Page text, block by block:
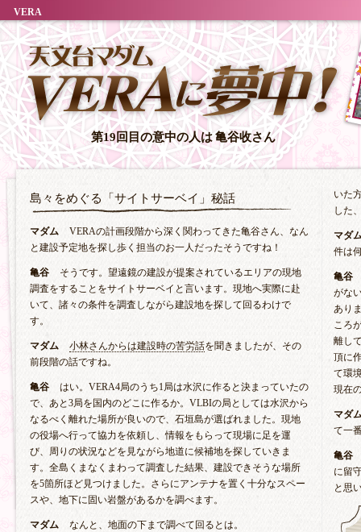
VERA
第19回目の意中の人は 亀谷收さん
島々をめぐる「サイトサーベイ」秘話
マダム
VERAの計画段階から深く関わってきた亀谷さん、なん
と建設予定地を探し歩く担当のお一人だったそうですね！
亀谷
そうです。望遠鏡の建設が提案されているエリアの現地
調査をすることをサイトサーベイと言います。現地へ実際に赴
いて、諸々の条件を調査しながら建設地を探して回るわけで
す。
マダム 小林さんからは建設時の苦労話を聞きましたが、その
前段階の話ですね。
亀谷
はい。VERA4局のうち1局は水沢に作ると決まっていたの
で、あと3局を国内のどこに作るか。VLBIの局としては水沢から
なるべく離れた場所が良いので、石垣島が選ばれました。現地
の役場へ行って協力を依頼し、情報をもらって現場に足を運
び、周りの状況などを見ながら地道に候補地を探していきま
す。全島くまなくまわって調査した結果、建設できそうな場所
を5箇所ほど見つけました。さらにアンテナを置く十分なスペー
スや、地下に固い岩盤があるかを調べます。
マダム なんと、地面の下まで調べて回るとは。
いた
した
マダ
件は
亀谷
がな
あり
ころ
離し
頂に
て環
現在
マダ
て一
亀谷
に留
と思